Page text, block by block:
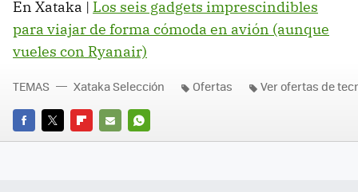
En Xataka | Los seis gadgets imprescindibles
para viajar de forma cómoda en avión (aunque
vueles con Ryanair)
FACEBOOK
TWITTERFLIPBOARD
E-
WHATSAPP
TEMAS Xataka Selección Ofertas Ver ofertas de